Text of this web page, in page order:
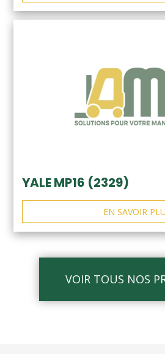
YALE MP16 (2329)
EN SAVOIR
VOIR TOUS NOS